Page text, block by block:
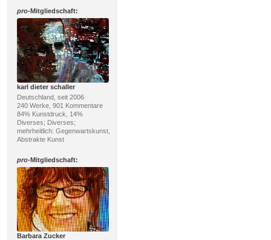
pro-Mitgliedschaft:
karl dieter schaller
Deutschland, seit 2006
240 Werke, 901 Kommentare
84% Kunstdruck, 14%
Diverses; Diverses;
mehrheitlich: Gegenwartskunst,
Abstrakte Kunst
pro-Mitgliedschaft:
Barbara Zucker